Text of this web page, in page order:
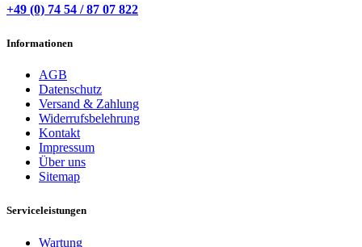
+49 (0) 74 54 / 87 07 822
Informationen
AGB
Datenschutz
Versand & Zahlung
Widerrufsbelehrung
Kontakt
Impressum
Über uns
Sitemap
Serviceleistungen
Wartung